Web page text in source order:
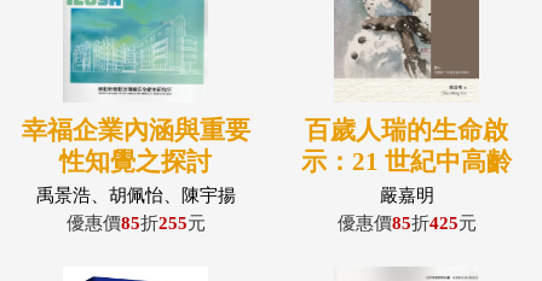
幸福企業內涵與重要
性知覺之探討
禹景浩、胡佩怡、陳宇揚
優惠價85折255元
百歲人瑞的生命啟
示：21 世紀中高齡
長壽健康攻略
嚴嘉明
優惠價85折425元